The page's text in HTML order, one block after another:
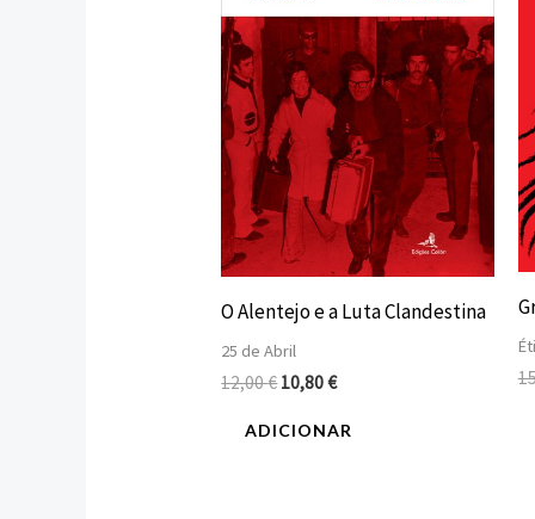
O Alentejo e a Luta Clandestina
25 de Abril
12,00€10,80€
ADICIONAR